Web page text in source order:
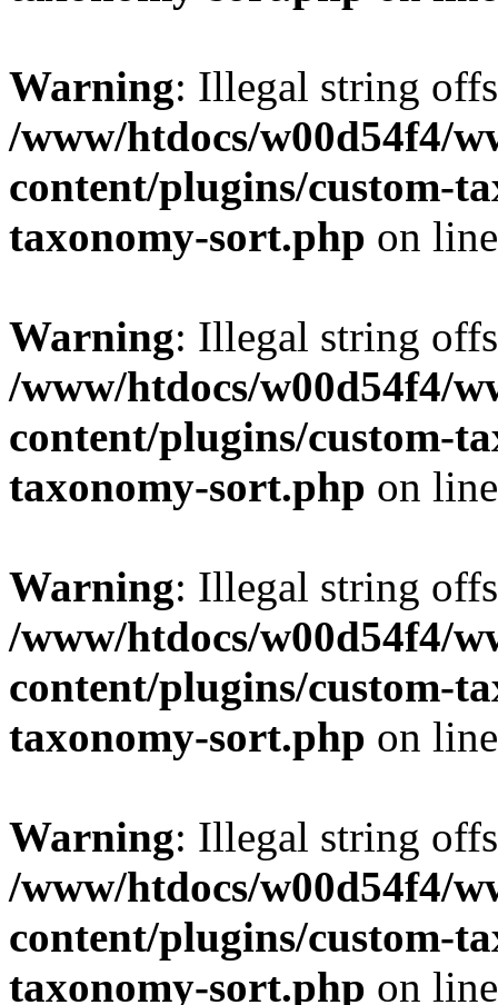
Warning: Illegal string
/www/htdocs/w00d54f4/
content/plugins/custom-
taxonomy-sort.php on
Warning: Illegal string
/www/htdocs/w00d54f4/
content/plugins/custom-
taxonomy-sort.php on
Warning: Illegal string
/www/htdocs/w00d54f4/
content/plugins/custom-
taxonomy-sort.php on
Warning: Illegal string
/www/htdocs/w00d54f4/
content/plugins/custom-
taxonomy-sort.php on